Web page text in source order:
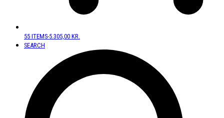
55 ITEMS-5.305,00 KR.
SEARCH